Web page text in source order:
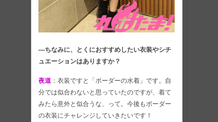
―ちなみに、とくにおすすめしたい衣装やシチ
ュエーションはありますか？
夜道 ：衣装ですと「ボーダーの水着」です。自
分では似合わないと思っていたのですが、着て
みたら意外と似合うな、って。今後もボーダー
の衣装にチャレンジしていきたいです！